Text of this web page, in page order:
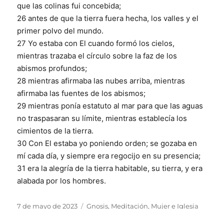
que las colinas fui concebida;
26 antes de que la tierra fuera hecha, los valles y el
primer polvo del mundo.
27 Yo estaba con El cuando formó los cielos,
mientras trazaba el círculo sobre la faz de los
abismos profundos;
28 mientras afirmaba las nubes arriba, mientras
afirmaba las fuentes de los abismos;
29 mientras ponía estatuto al mar para que las aguas
no traspasaran su límite, mientras establecía los
cimientos de la tierra.
30 Con El estaba yo poniendo orden; se gozaba en
mí cada día, y siempre era regocijo en su presencia;
31 era la alegría de la tierra habitable, su tierra, y era
alabada por los hombres.
Publicado
7 de mayo de 2023 Categorías
Gnosis, Meditación, Mujer e Iglesia